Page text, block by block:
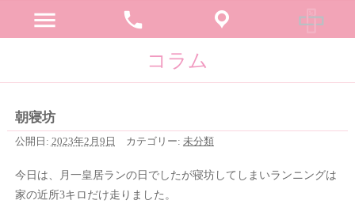
menu phone
コラム
朝寝坊
公開日: 2023年2月9日 カテゴリー: 未分類
今日は、月一皇居ランの日でしたが寝坊してしまいランニングは
家の近所3キロだけ走りました。